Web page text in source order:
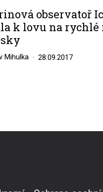
observatoř
k lovu na rychlé
Mihulka 28.09.2017